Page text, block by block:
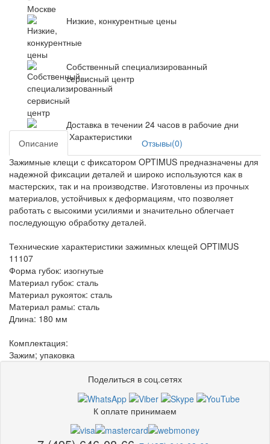
Низкие, конкурентные цены
Собственный специализированный
сервисный центр
Доставка в течении 24 часов в рабочие дни
Описание
Характеристики
Отзывы(0)
Зажимные клещи с фиксатором OPTIMUS предназначены для
надежной фиксации деталей и широко используются как в
мастерских, так и на производстве. Изготовлены из прочных
материалов, устойчивых к деформациям, что позволяет
работать с высокими усилиями и значительно облегчает
последующую обработку деталей.
Технические характеристики зажимных клещей OPTIMUS
11107
Форма губок: изогнутые
Материал губок: сталь
Материал рукояток: сталь
Материал рамы: сталь
Длина: 180 мм
Комплектация:
Зажим; упаковка
Поделиться в соц.сетях
К оплате принимаем